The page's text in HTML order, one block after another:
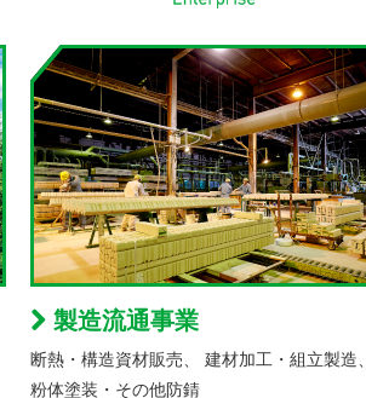
製造流通事業
断熱・構造資材販売、 建材加工・組立製造、
粉体塗装・その他防錆